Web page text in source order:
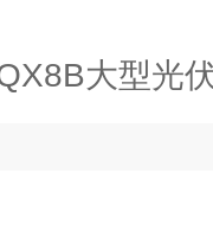
大型光